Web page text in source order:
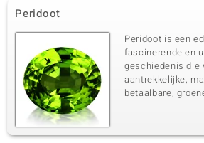
Edelsteen exact
Zirkoon 18 à 1,3
Karaatgewicht som
0,194 ct
Slijpvorm
Rond
Zetting
Prong
Herkomst
Peridoot
Peridoot is een
fascinerende en
geschiedenis die
aantrekkelijke,
betaalbare,